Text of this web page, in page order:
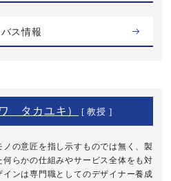
ス情報
タカユキ） [ 教授 ]
の意匠を指し示すものでは無く、製
らかの仕組みやサービス全体をも対
ンは専門職としてのデザイナー養成